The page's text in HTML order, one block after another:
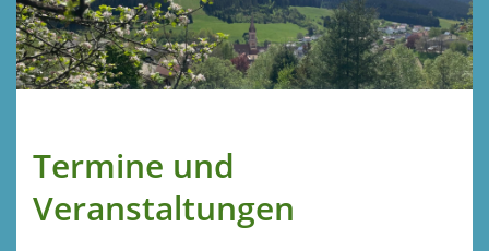
Termine und
Veranstaltungen